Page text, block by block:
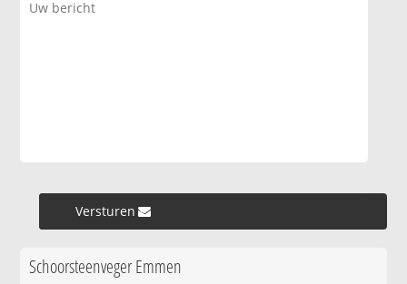
Versturen »
Schoorsteenveger Emmen